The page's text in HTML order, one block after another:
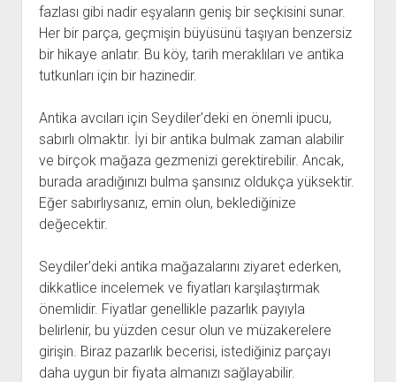
fazlası gibi nadir eşyaların geniş bir seçkisini sunar.
Her bir parça, geçmişin büyüsünü taşıyan benzersiz
bir hikaye anlatır. Bu köy, tarih meraklıları ve antika
tutkunları için bir hazinedir.
Antika avcıları için Seydiler'deki en önemli ipucu,
sabırlı olmaktır. İyi bir antika bulmak zaman alabilir
ve birçok mağaza gezmenizi gerektirebilir. Ancak,
burada aradığınızı bulma şansınız oldukça yüksektir.
Eğer sabırlıysanız, emin olun, beklediğinize
değecektir.
Seydiler'deki antika mağazalarını ziyaret ederken,
dikkatlice incelemek ve fiyatları karşılaştırmak
önemlidir. Fiyatlar genellikle pazarlık payıyla
belirlenir, bu yüzden cesur olun ve müzakerelere
girişin. Biraz pazarlık becerisi, istediğiniz parçayı
daha uygun bir fiyata almanızı sağlayabilir.